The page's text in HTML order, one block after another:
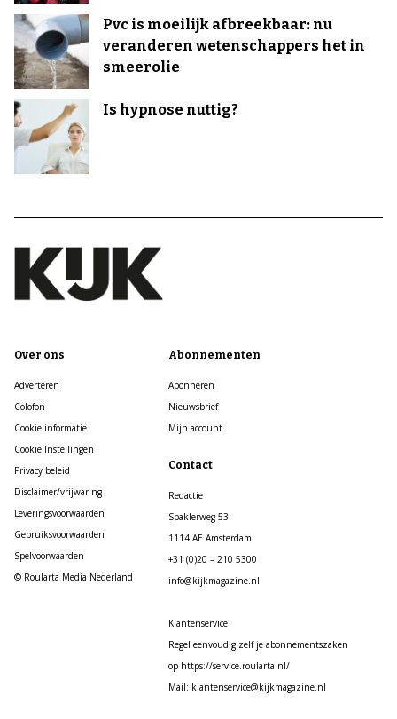
Pvc is moeilijk afbreekbaar: nu
veranderen wetenschappers het in
smeerolie
Is hypnose nuttig?
Over ons
Adverteren
Colofon
Cookie informatie
Cookie Instellingen
Privacy beleid
Disclaimer/vrijwaring
Leveringsvoorwaarden
Gebruiksvoorwaarden
Spelvoorwaarden
© Roularta Media Nederland
Abonnementen
Abonneren
Nieuwsbrief
Mijn account
Contact
Redactie
Spaklerweg 53
1114 AE Amsterdam
+31 (0)20 – 210 5300
info@kijkmagazine.nl
Klantenservice
Regel eenvoudig zelf je abonnementszaken
op https://service.roularta.nl/
Mail: klantenservice@kijkmagazine.nl